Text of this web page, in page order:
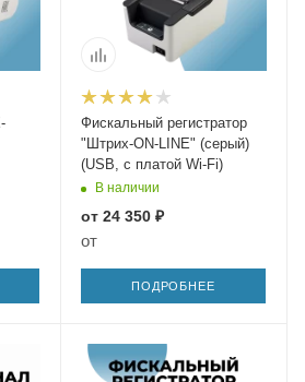
Фискальный регистратор
"Штрих-ON-LINE" (серый)
(USB, с платой Wi-Fi)
В наличии
от 24 350 ₽
от
ПОДРОБНЕЕ